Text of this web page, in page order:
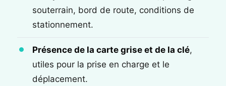
souterrain, bord de route, conditions de
stationnement.
Présence de la carte grise et de la clé,
utiles pour la prise en charge et le
déplacement.